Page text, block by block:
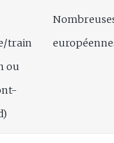
train
ou